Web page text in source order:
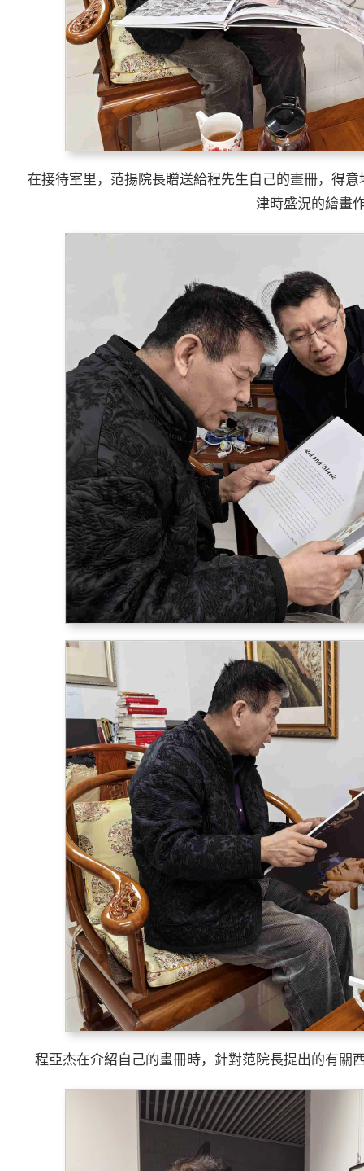
在接待室里，范揚院長贈送給程先生自己的畫冊，得
津時盛況的繪畫
程亞杰在介紹自己的畫冊時，針對范院長提出的有關